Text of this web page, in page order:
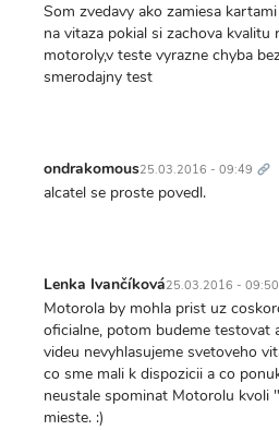
Som zvedavy ako zamiesa
na vitaza pokial si zachova
motoroly,v teste vyrazne chyba
smerodajny test
ondrakomous25.03.2016 - 09:49
alcatel se proste povedl.
Lenka Ivančíková25.03.2016 - 09:50
Motorola by mohla prist uz
oficialne, potom budeme testovat
videu nevyhlasujeme svetoveho
co sme mali k dispozicii a co
neustale spominat Motorolu kvoli
mieste. :)